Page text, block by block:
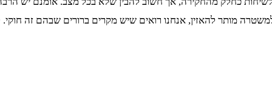
מותר להאזין, אנחנו רואים שיש מקרים ברורים שבהם זה חוקי.